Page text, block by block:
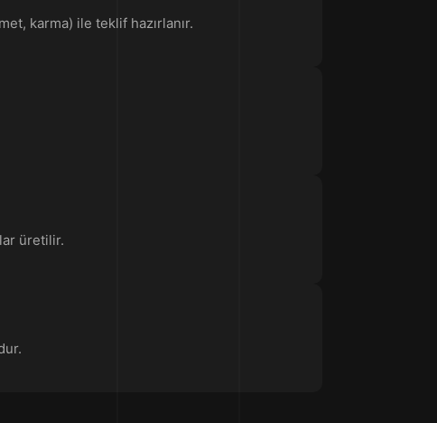
karma) ile teklif hazırlanır.
üretilir.